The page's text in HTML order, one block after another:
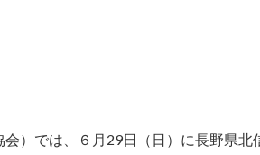
）では、６月29日（日）に長野県北